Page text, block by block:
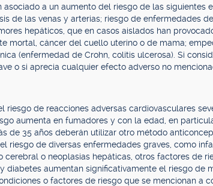
a un aumento del riesgo de las siguientes
de las venas y arterias; riesgo de enfermedades
hepáticos, que en casos aislados han
mortal, cáncer del cuello uterino o de mama;
(enfermedad de Crohn, colitis ulcerosa). Si
o si aprecia cualquier efecto adverso no
riesgo de reacciones adversas cardiovasculares
aumenta en fumadores y con la edad, en
de 35 años deberán utilizar otro método
riesgo de diversas enfermedades graves, como
o neoplasias hepáticas, otros factores de
diabetes aumentan significativamente el riesgo de
o factores de riesgo que se mencionan a